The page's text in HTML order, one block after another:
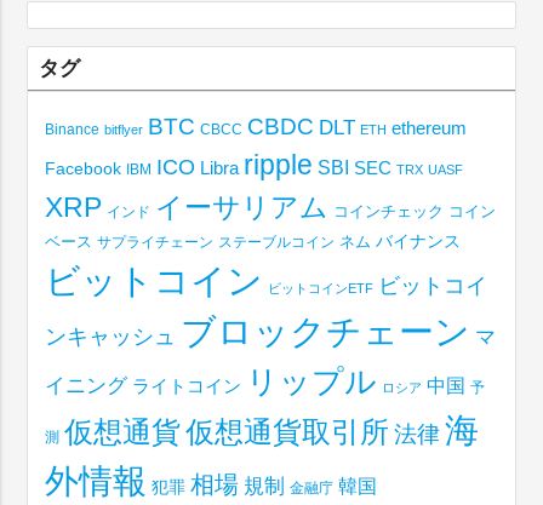
タグ
Binance bitflyer BTC CBCC CBDC DLT ETH ethereum
Facebook IBM ICO Libra ripple SBI SEC TRX UASF
XRP インド イーサリアム コインチェック コイン
ベース サプライチェーン ステーブルコイン ネム バイナンス
ビットコイン ビットコインETF ビットコイ
ンキャッシュ ブロックチェーン マ
イニング ライトコイン リップル ロシア 中国 予
測 仮想通貨仮想通貨取引所 法律 海
外情報 犯罪 相場 規制 金融庁 韓国